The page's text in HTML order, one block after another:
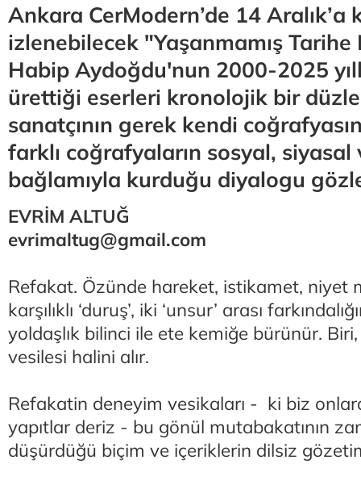
Ankara CerModern’de 14 Aralık’a
izlenebilecek "Yaşanmamış
Habip Aydoğdu'nun 2000-2025
ürettiği eserleri kronolojik bir
sanatçının gerek kendi
farklı coğrafyaların sosyal,
bağlamıyla kurduğu diyalogu
EVRİM ALTUĞ
evrimaltug@gmail.com
Refakat. Özünde hareket, istikamet, niyet
karşılıklı ‘duruş’, iki ‘unsur’ arası
yoldaşlık bilinci ile ete kemiğe bürünür.
vesilesi halini alır.
Refakatin deneyim vesikaları - ki biz
yapıtlar deriz - bu gönül mutabakatının
düşürdüğü biçim ve içeriklerin dilsiz